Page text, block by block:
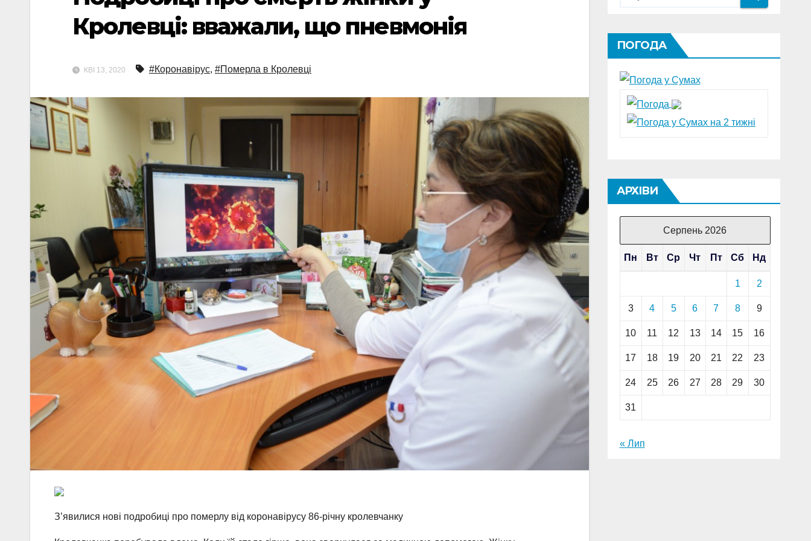
Кролевці: вважали, що пневмонія
КВІ 13, 2020 #Коронавірус, #Померла в Кролевці
З’явилися нові подробиці про померлу від коронавірусу 86-річну кролевчанку
ПОГОДА
АРХІВИ
Серпень 2026
Пн Вт Ср Чт Пт Сб Нд
1 2
3 4 5 6 7 8 9
10 11 12 13 14 15 16
17 18 19 20 21 22 23
24 25 26 27 28 29 30
31
« Лип